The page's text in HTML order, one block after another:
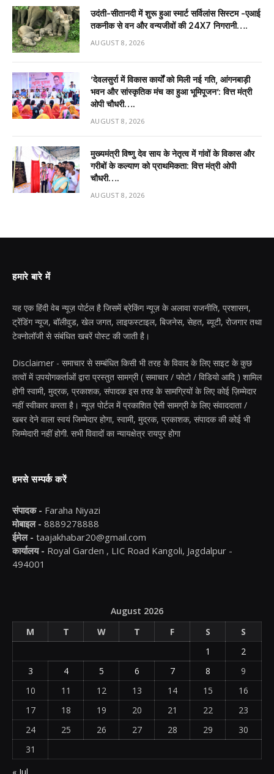
उदंती-सीतानदी में शुरू हुआ स्मार्ट सर्विलांस सिस्टम -एआई
तकनीक से वन और वन्यजीवों की 24X7 निगरानी….
AUGUST 8, 2026
’देवलसुर्रा में विकास कार्यों को मिली नई गति, आंगनबाड़ी
भवन और सांस्कृतिक मंच का हुआ भूमिपूजन’: वित्त मंत्री
ओपी चौधरी….
AUGUST 8, 2026
मुख्यमंत्री विष्णु देव साय के नेतृत्व में गांवों के विकास और
गरीबों के कल्याण को प्राथमिकता: वित्त मंत्री ओपी
चौधरी….
AUGUST 8, 2026
हमारे बारे में
यह एक हिंदी वेब न्यूज़ पोर्टल है जिसमें ब्रेकिंग न्यूज़ के अलावा राजनीति, प्रशासन,
ट्रेंडिंग न्यूज, बॉलीवुड, खेल जगत, लाइफस्टाइल, बिजनेस, सेहत, ब्यूटी, रोजगार तथा
टेक्नोलॉजी से संबंधित खबरें पोस्ट की जाती है।
Disclaimer - समाचार से सम्बंधित किसी भी तरह के विवाद के लिए साइट के कुछ
तत्वों में उपयोगकर्ताओं द्वारा प्रस्तुत सामग्री ( समाचार / फोटो / विडियो आदि ) शामिल
होगी स्वामी, मुद्रक, प्रकाशक, संपादक इस तरह के सामग्रियों के लिए कोई ज़िम्मेदार
नहीं स्वीकार करता है। न्यूज़ पोर्टल में प्रकाशित ऐसी सामग्री के लिए संवाददाता /
खबर देने वाला स्वयं जिम्मेदार होगा, स्वामी, मुद्रक, प्रकाशक, संपादक की कोई भी
जिम्मेदारी नहीं होगी. सभी विवादों का न्यायक्षेत्र रायपुर होगा
हमसे सम्पर्क करें
संपादक - Faraha Niyazi
मोबाइल - 8889278888
ईमेल - taajakhabar20@gmail.com
कार्यालय - Royal Garden , LIC Road Kangoli, Jagdalpur -
494001
August 2026
M
T W T F S
S
1
2
3
4 5 6 7 8
9
10
11 12 13 14 15
16
17
18 19 20 21 22
23
24
25 26 27 28 29
30
31